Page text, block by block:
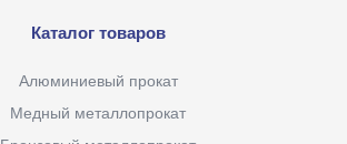
Каталог товаров
Алюминиевый прокат
Медный металлопрокат